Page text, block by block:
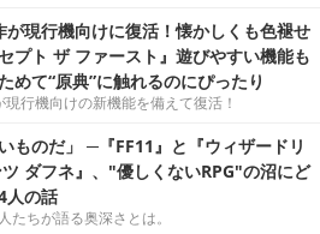
が現行機向けに復活！懐かしくも色褪せ
プト ザ ファースト』遊びやすい機能も
めて“原典”に触れるのにぴったり
行機向けの新機能を備えて復活！
ものだ」 ─『FF11』と『ウィザードリ
ダフネ』、"優しくないRPG"の沼にど
人の話
たちが語る奥深さとは。